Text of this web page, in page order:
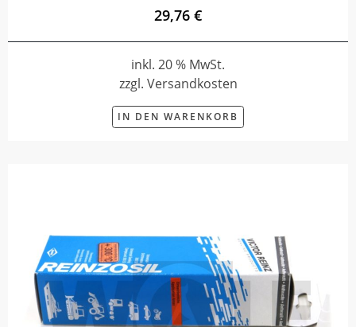
29,76 €
inkl. 20 % MwSt.
zzgl. Versandkosten
IN DEN WARENKORB